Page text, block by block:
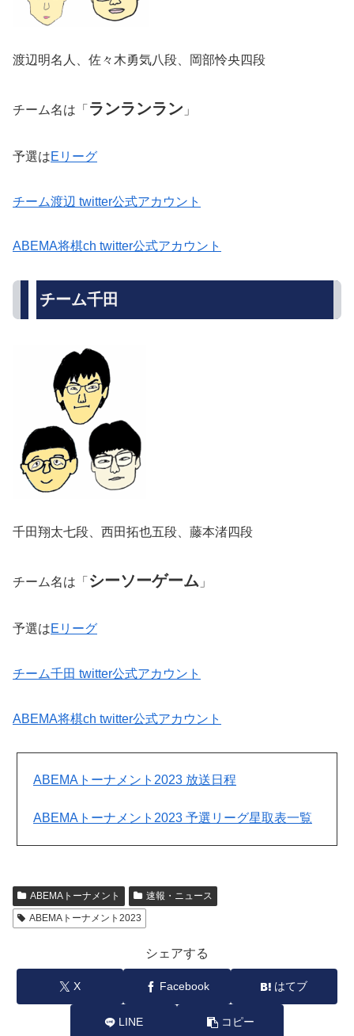
渡辺明名人、佐々木勇気八段、岡部怜央四段
チーム名は「 ランランラン 」
予選はEリーグ
チーム渡辺 twitter公式アカウント
ABEMA将棋ch twitter公式アカウント
チーム千田
千田翔太七段、西田拓也五段、藤本渚四段
チーム名は「 シーソーゲーム 」
予選はEリーグ
チーム千田 twitter公式アカウント
ABEMA将棋ch twitter公式アカウント
ABEMAトーナメント2023 放送日程
ABEMAトーナメント2023 予選リーグ星取表一覧
ABEMAトーナメント
速報・ニュース
ABEMAトーナメント2023
シェアする
X Facebook はてブ
LINE コピー